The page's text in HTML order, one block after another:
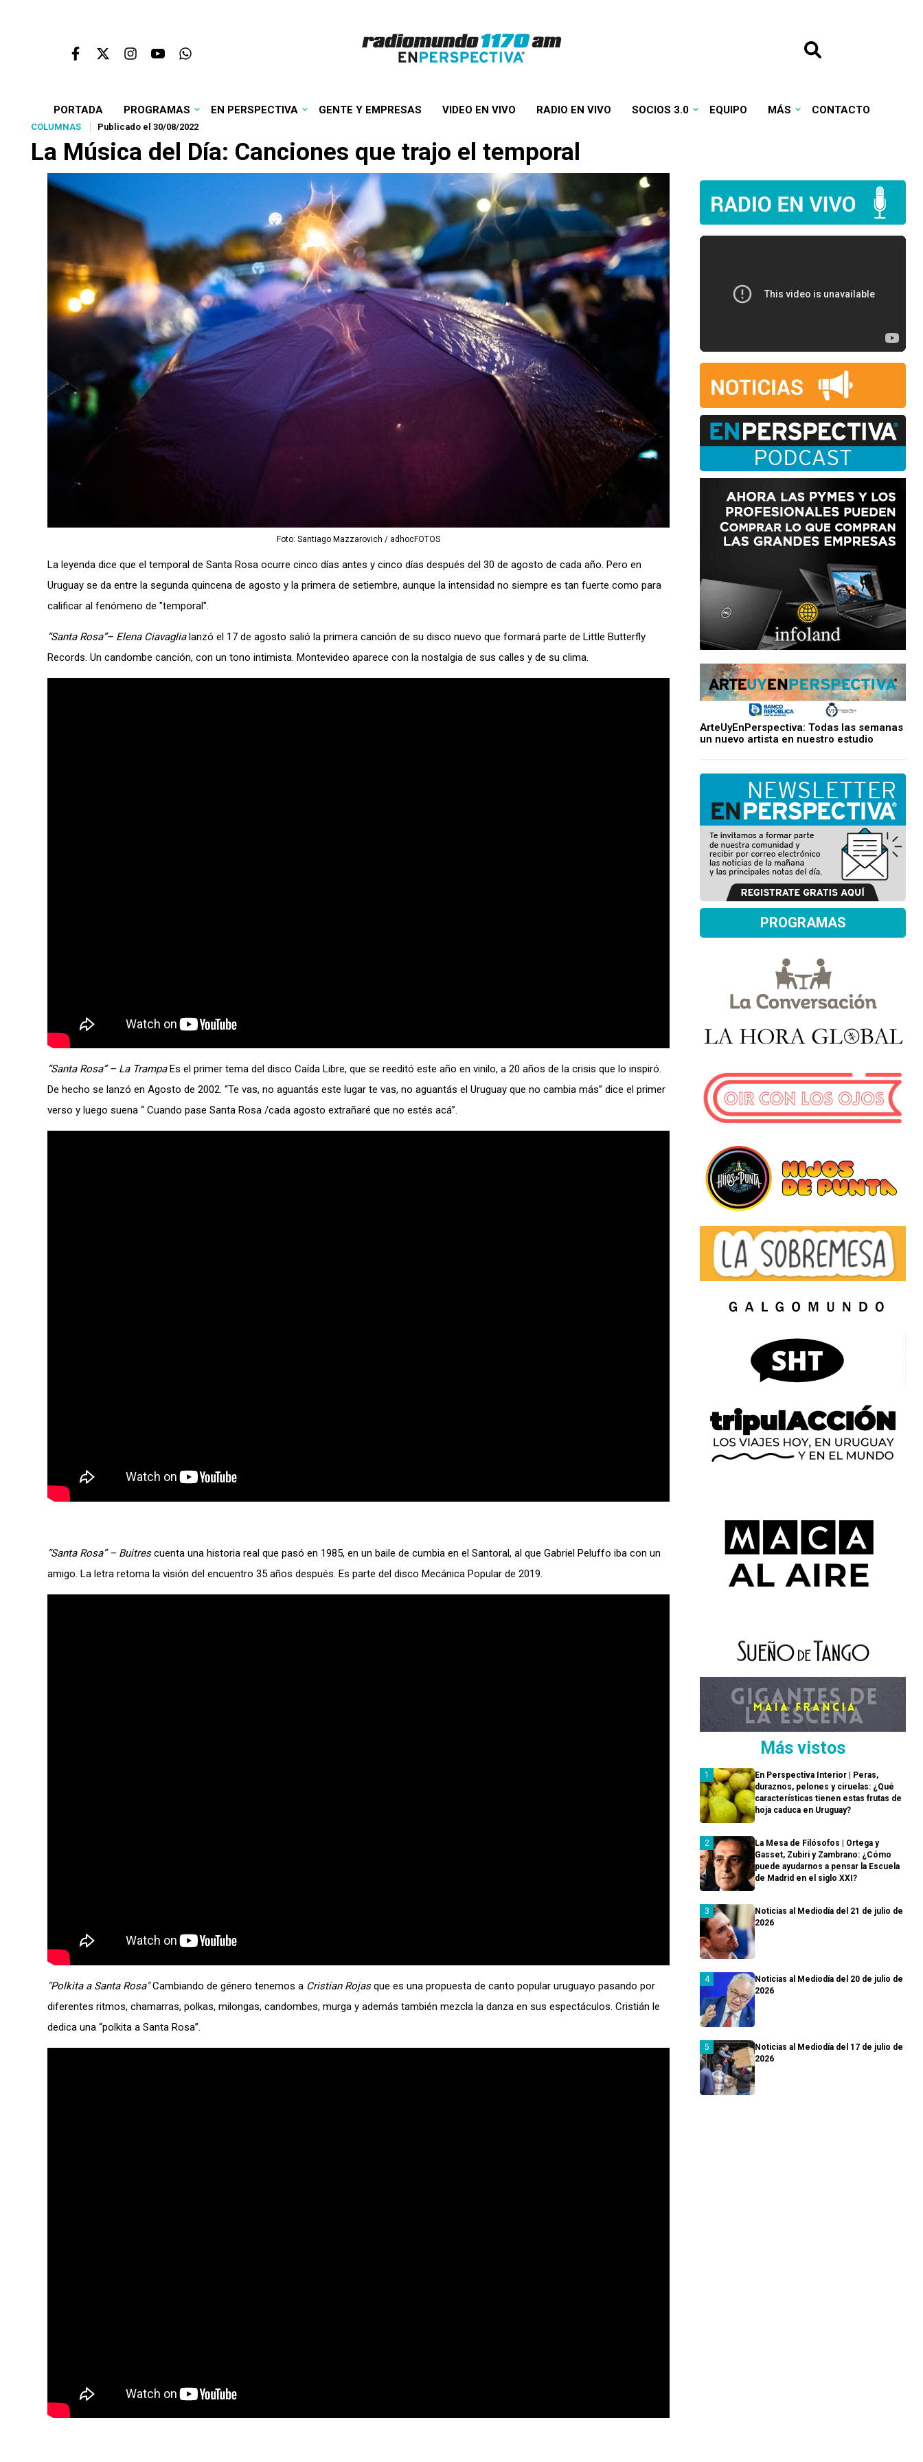
PORTADA PROGRAMAS EN PERSPECTIVA GENTE Y EMPRESAS VIDEO EN VIVO RADIO EN VIVO SOCIOS 3.0 EQUIPO MÁS CONTACTO
COLUMNAS Publicado el 30/08/2022
La Música del Día: Canciones que trajo el temporal
Foto: Santiago Mazzarovich / adhocFOTOS
La leyenda dice que el temporal de Santa Rosa ocurre cinco días antes y cinco días después del 30 de agosto de cada año. Pero en
Uruguay se da entre la segunda quincena de agosto y la primera de setiembre, aunque la intensidad no siempre es tan fuerte como para
calificar al fenómeno de "temporal".
“Santa Rosa”– Elena Ciavaglialanzó el 17 de agosto salió la primera canción de su disco nuevo que formará parte de Little Butterfly
Records. Un candombe canción, con un tono intimista. Montevideo aparece con la nostalgia de sus calles y de su clima.
“Santa Rosa” – La TrampaEs el primer tema del disco Caída Libre, que se reeditó este año en vinilo, a 20 años de la crisis que lo inspiró.
De hecho se lanzó en Agosto de 2002. “Te vas, no aguantás este lugar te vas, no aguantás el Uruguay que no cambia más” dice el primer
verso y luego suena “ Cuando pase Santa Rosa /cada agosto extrañaré que no estés acá”.
“Santa Rosa” – Buitrescuenta una historia real que pasó en 1985, en un baile de cumbia en el Santoral, al que Gabriel Peluffo iba con un
amigo. La letra retoma la visión del encuentro 35 años después. Es parte del disco Mecánica Popular de 2019.
"Polkita a Santa Rosa"Cambiando de género tenemos a Cristian Rojasque es una propuesta de canto popular uruguayo pasando por
diferentes ritmos, chamarras, polkas, milongas, candombes, murga y además también mezcla la danza en sus espectáculos. Cristián le
dedica una “polkita a Santa Rosa”.
ArteUyEnPerspectiva: Todas las semanas
un nuevo artista en nuestro estudio
PROGRAMAS
Más vistos
En Perspectiva Interior | Peras,
duraznos, pelones y ciruelas: ¿Qué
características tienen estas frutas de
hoja caduca en Uruguay?
La Mesa de Filósofos | Ortega y
Gasset, Zubiri y Zambrano: ¿Cómo
puede ayudarnos a pensar la Escuela
de Madrid en el siglo XXI?
Noticias al Mediodía del 21 de julio de
2026
Noticias al Mediodía del 20 de julio de
2026
Noticias al Mediodía del 17 de julio de
2026